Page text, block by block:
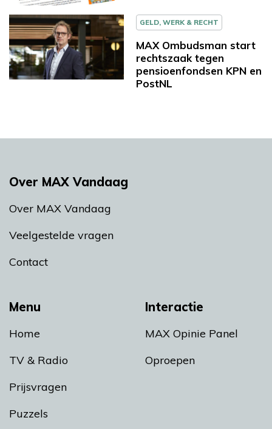
GELD, WERK & RECHT
MAX Ombudsman start
rechtszaak tegen
pensioenfondsen KPN en
PostNL
Menu
Home
TV & Radio
Prijsvragen
Puzzels
Interactie
MAX Opinie Panel
Oproepen
Over MAX Vandaag
Over MAX Vandaag
Veelgestelde vragen
Contact